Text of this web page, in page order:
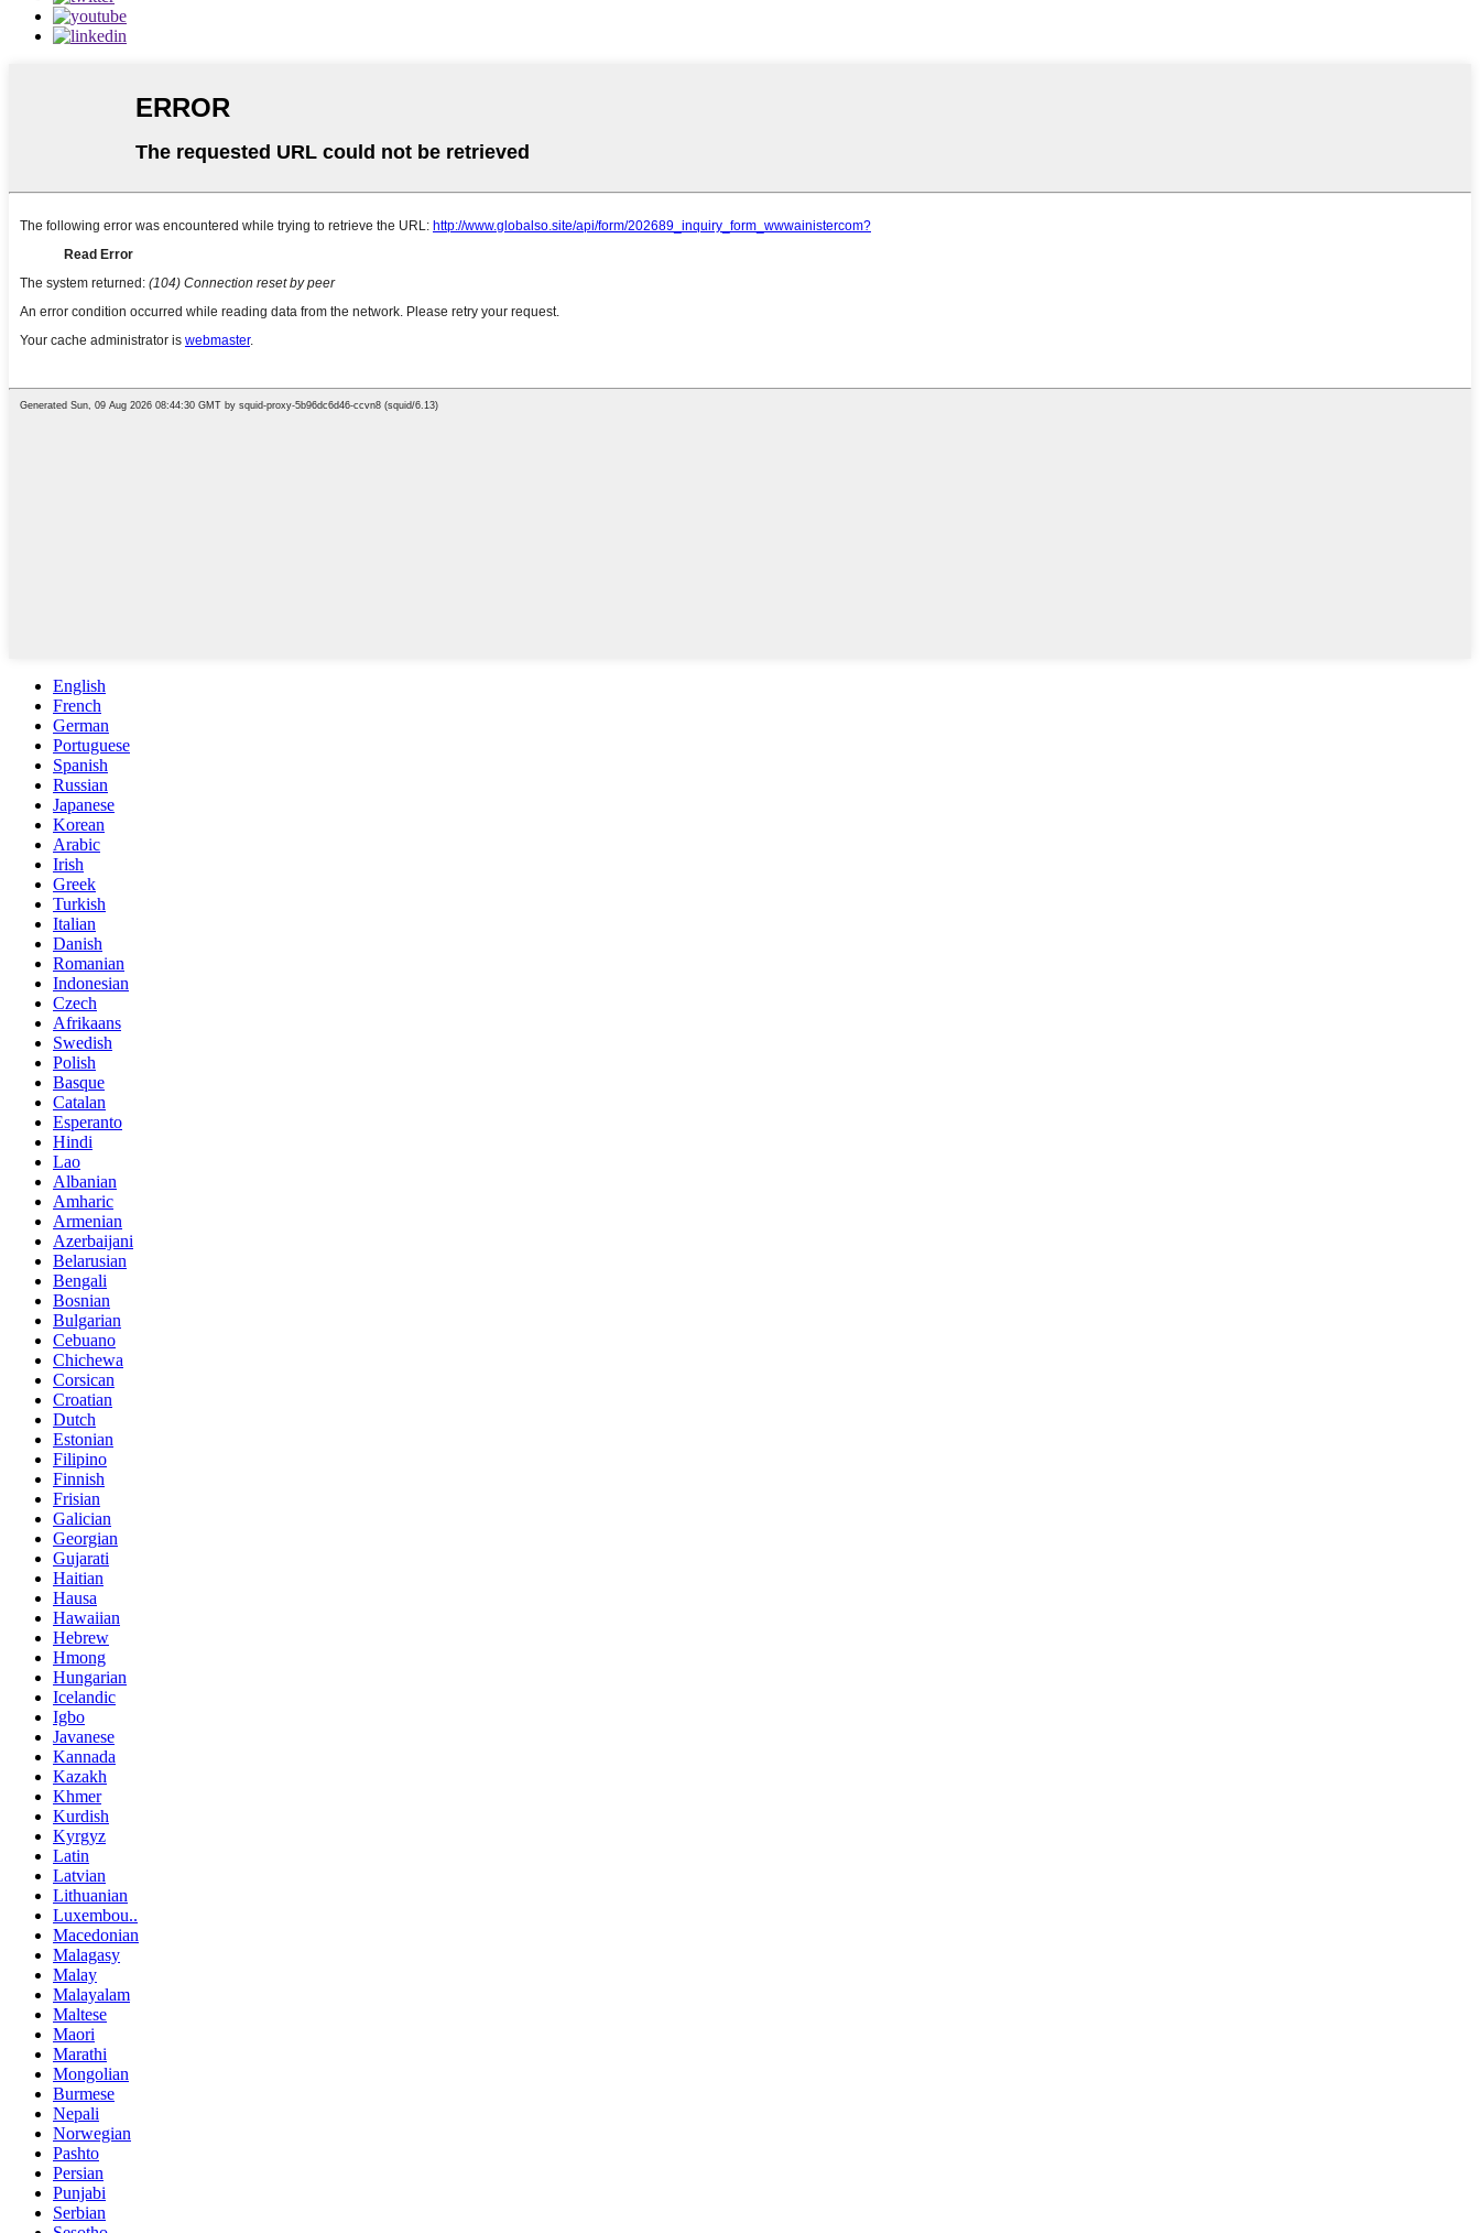
English
French
German
Portuguese
Spanish
Russian
Japanese
Korean
Arabic
Irish
Greek
Turkish
Italian
Danish
Romanian
Indonesian
Czech
Afrikaans
Swedish
Polish
Basque
Catalan
Esperanto
Hindi
Lao
Albanian
Amharic
Armenian
Azerbaijani
Belarusian
Bengali
Bosnian
Bulgarian
Cebuano
Chichewa
Corsican
Croatian
Dutch
Estonian
Filipino
Finnish
Frisian
Galician
Georgian
Gujarati
Haitian
Hausa
Hawaiian
Hebrew
Hmong
Hungarian
Icelandic
Igbo
Javanese
Kannada
Kazakh
Khmer
Kurdish
Kyrgyz
Latin
Latvian
Lithuanian
Luxembou..
Macedonian
Malagasy
Malay
Malayalam
Maltese
Maori
Marathi
Mongolian
Burmese
Nepali
Norwegian
Pashto
Persian
Punjabi
Serbian